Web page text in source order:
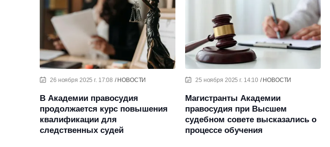
26 ноября 2025 г. 17:08 НОВОСТИ
В Академии правосудия
продолжается курс повышения
квалификации для
следственных судей
25 ноября 2025 г. 14:10 НОВОСТИ
Магистранты Академии
правосудия при Высшем
судебном совете высказались о
процессе обучения